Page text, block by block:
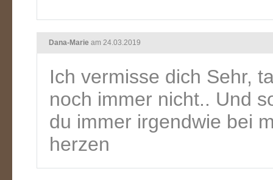
Dana-Marie am 24.03.2019
Ich vermisse dich Sehr,
noch immer nicht.. Und
du immer irgendwie bei
herzen